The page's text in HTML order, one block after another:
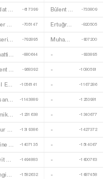
-617399 -733809
-705147 Ertuğrul Korkut Erenkul -820505
-792895 Muhammet Gulamoğlu -907200
-880644 - -993895
-968392 - -1080591
Adil Erkoç -1056141 - -1167286
Hasan Ali Karasar -1143889 - -1253981
Namik Kemal Kurt -1231638 - -1340677
-1319386 - -1427372
-1407135 - -1514067
-1494883 - -1600763
-1582632 - -1687458